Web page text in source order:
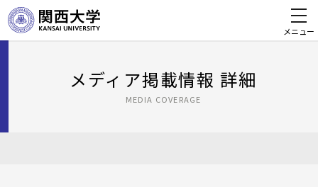
メニュー
メディア掲載情報 詳細
MEDIA COVERAGE